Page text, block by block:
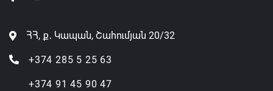
ՀՀ, ք․ Կապան, Շահումյան 20/32
+374 285 5 25 63
+374 91 45 90 47